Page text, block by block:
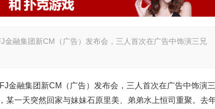
融集团新CM（广告）发布会，三人首次在广告中饰演三兄
金融集团新CM（广告）发布会，三人首次在广告中饰演三
某一天突然回家与妹妹石原里美、弟弟水上恒司重聚。去